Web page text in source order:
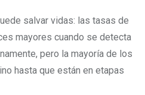
salvar vidas: las tasas de
mayores cuando se detecta
pero la mayoría de los
hasta que están en etapas